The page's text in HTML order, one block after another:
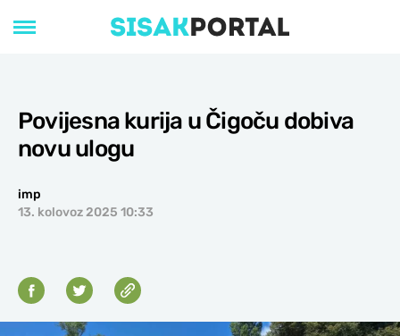
Povijesna kurija u Čigoču dobiva
novu ulogu
imp
13. kolovoz 2025 10:33